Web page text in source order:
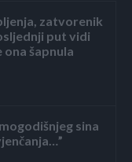
zatvorenik
put vidi
šapnula
sina